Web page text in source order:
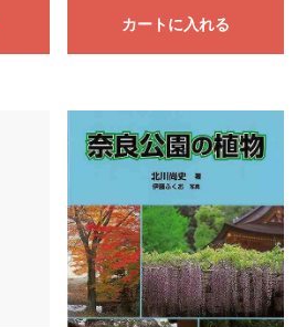
カートに入れる